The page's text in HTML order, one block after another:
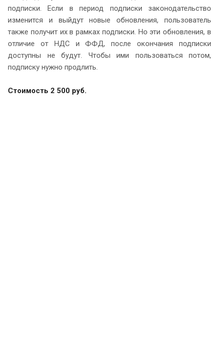
подписки. Если в период подписки законодательство
изменится и выйдут новые обновления, пользователь
также получит их в рамках подписки. Но эти обновления, в
отличие от НДС и ФФД, после окончания подписки
доступны не будут. Чтобы ими пользоваться потом,
подписку нужно продлить.
Стоимость 2 500 руб.